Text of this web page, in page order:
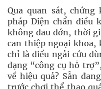
Qua quan sát,
pháp Diện chẩn điều
không đau đớn, thời
can thiệp ngoại khoa,
chỉ là điếu ngải cứu
dạng “công cụ hỗ
về hiệu quả? Sẵn
trước chơi thể thao